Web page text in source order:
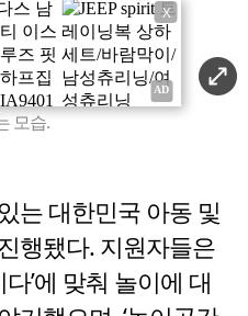
X
모습.
는 대한민국 아동 및
행됐다. 지원자들은
’에 맞춰 놀이에 대